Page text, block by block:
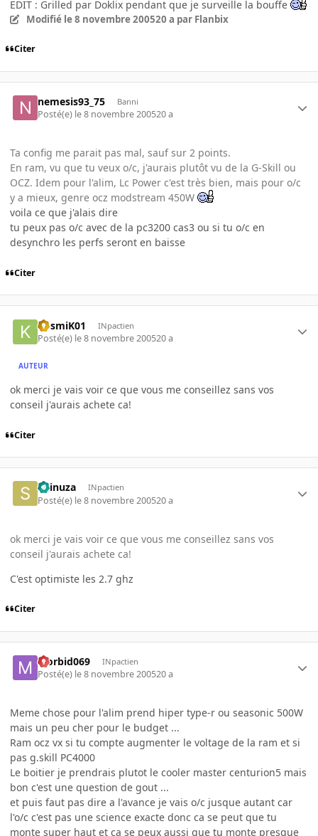
EDIT : Grilled par Doklix pendant que je surveille la bouffe
Modifié le 8 novembre 200520 a par Flanbix
Citer
nemesis93_75 Banni
Posté(e) le 8 novembre 200520 a
Ta config me parait pas mal, sauf sur 2 points.
En ram, vu que tu veux o/c, j'aurais plutôt vu de la G-Skill ou
OCZ. Idem pour l'alim, Lc Power c'est très bien, mais pour o/c
y a mieux, genre ocz modstream 450W
voila ce que j'alais dire
tu peux pas o/c avec de la pc3200 cas3 ou si tu o/c en
desynchro les perfs seront en baisse
Citer
KosmiK01 INpactien
Posté(e) le 8 novembre 200520 a
AUTEUR
ok merci je vais voir ce que vous me conseillez sans vos
conseil j'aurais achete ca!
Citer
Shinuza INpactien
Posté(e) le 8 novembre 200520 a
ok merci je vais voir ce que vous me conseillez sans vos
conseil j'aurais achete ca!
C'est optimiste les 2.7 ghz
Citer
Morbid069 INpactien
Posté(e) le 8 novembre 200520 a
Meme chose pour l'alim prend hiper type-r ou seasonic 500W
mais un peu cher pour le budget ...
Ram ocz vx si tu compte augmenter le voltage de la ram et si
pas g.skill PC4000
Le boitier je prendrais plutot le cooler master centurion5 mais
bon c'est une question de gout ...
et puis faut pas dire a l'avance je vais o/c jusque autant car
l'o/c c'est pas une science exacte donc ca se peut que tu
monte super haut et ca se peux aussi que tu monte presque